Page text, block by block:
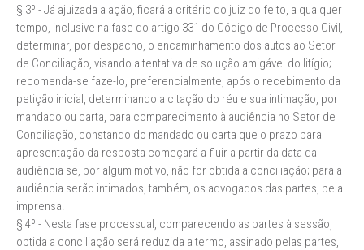
§ 3º - Já ajuizada a ação, ficará a critério do juiz do feito, a qualquer
tempo, inclusive na fase do artigo 331 do Código de Processo Civil,
determinar, por despacho, o encaminhamento dos autos ao Setor
de Conciliação, visando a tentativa de solução amigável do litígio;
recomenda-se faze-lo, preferencialmente, após o recebimento da
petição inicial, determinando a citação do réu e sua intimação, por
mandado ou carta, para comparecimento à audiência no Setor de
Conciliação, constando do mandado ou carta que o prazo para
apresentação da resposta começará a fluir a partir da data da
audiência se, por algum motivo, não for obtida a conciliação; para a
audiência serão intimados, também, os advogados das partes, pela
imprensa.
§ 4º - Nesta fase processual, comparecendo as partes à sessão,
obtida a conciliação será reduzida a termo, assinado pelas partes,